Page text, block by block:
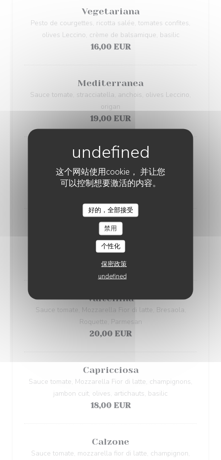
这个网站使用cookie， 并让您
可以控制想要激活的内容。
好的，全部接受
禁用
个性化
保密政策
undefined
Vegetariana
Pesto de courgettes, ricotta salée, tomates confites,
olives Leccino, crème de balsamique, basilic
16,00 EUR
Mediterranea
Sauce tomate, stracciatella, anchois, olives Leccino,
origan
19,00 EUR
Pancettara bianca
Mozzarella Fior di Latte, provola fumée, pancetta,
tomates confites, poivrons confits, basilic
19,00 EUR
Parma
Sauce tomate, Jambon de Parme, stracciatella, pesto,
miel, noix
19,00 EUR
Valtellina
Sauce tomate, Mozzarella Fior di latte, Bresaola,
Roquette, Parmesan
20,00 EUR
Capricciosa
Sauce tomate, Mozzarella Fior di latte, champignons,
jambon cuit, olives, artichauts, basilic
18,00 EUR
Calzone
Sauce tomate, mozzarella fior di latte, champignon,
TERRA PIZZA